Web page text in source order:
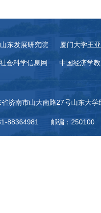
东发展研究院 厦门大学王
会科学信息网 中国经济学
南市山大南路27号山东大学
88364981 邮编：250100